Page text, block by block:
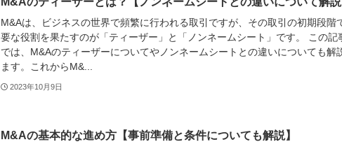
M&Aは、ビジネスの世界で頻繁に行われる取引ですが、その取引の初期段階
要な役割を果たすのが「ティーザー」と「ノンネームシート」です。 この記
では、M&Aのティーザーについてやノンネームシートとの違いについても解
ます。これからM&...
2023年10月9日
M&Aの基本的な進め方【事前準備と条件についても解説】